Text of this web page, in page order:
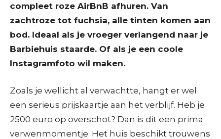
compleet roze AirBnB afhuren. Van
zachtroze tot fuchsia, alle tinten komen aan
bod. Ideaal als je vroeger verlangend naar je
Barbiehuis staarde. Of als je een coole
Instagramfoto wil maken.
Zoals je wellicht al verwachtte, hangt er wel
een serieus prijskaartje aan het verblijf. Heb je
2500 euro op overschot? Dan is dit een prima
verwenmomentje. Het huis beschikt trouwens